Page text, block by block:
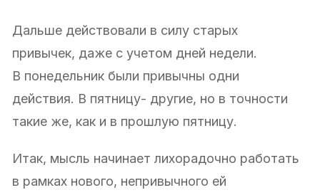
Дальше действовали в силу старых
привычек, даже с учетом дней недели.
В понедельник были привычны одни
действия. В пятницу- другие, но в точности
такие же, как и в прошлую пятницу.
Итак, мысль начинает лихорадочно работать
в рамках нового, непривычного ей